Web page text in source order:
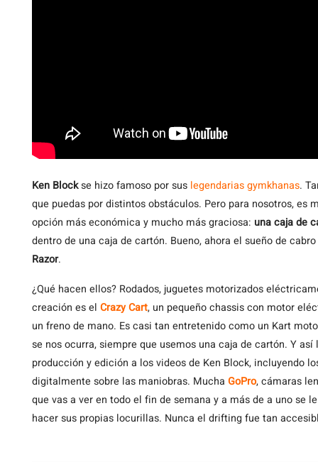
Ken Blockse hizo famoso por sus legendarias gymkhanas.
que puedas por distintos obstáculos. Pero para nosotros, es
opción más económica y mucho más graciosa: una caja de
dentro de una caja de cartón. Bueno, ahora el sueño de
Razor.
¿Qué hacen ellos? Rodados, juguetes motorizados
creación es el Crazy Cart, un pequeño chassis con motor
un freno de mano. Es casi tan entretenido como un Kart
se nos ocurra, siempre que usemos una caja de cartón. Y
producción y edición a los videos de Ken Block, incluyendo
digitalmente sobre las maniobras. Mucha GoPro, cámaras
que vas a ver en todo el fin de semana y a más de a uno se
hacer sus propias locurillas. Nunca el drifting fue tan